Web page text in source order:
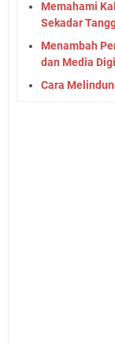
Memahami
Sekadar
Menambah
dan Media
Cara